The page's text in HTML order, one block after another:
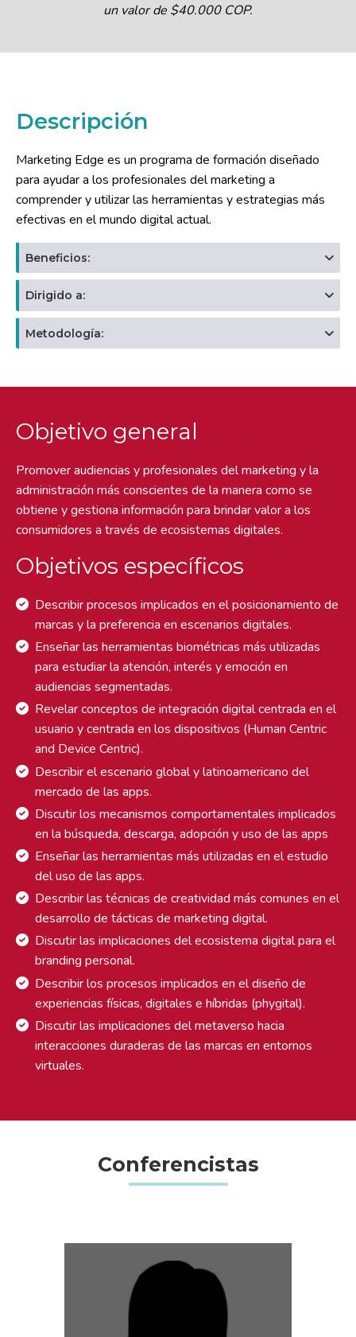
un valor de $40.000 COP.
Descripción
Marketing Edge es un programa de formación diseñado
para ayudar a los profesionales del marketing a
comprender y utilizar las herramientas y estrategias más
efectivas en el mundo digital actual.
Beneficios:
Dirigido a:
Metodología:
Objetivo general
Promover audiencias y profesionales del marketing y la
administración más conscientes de la manera como se
obtiene y gestiona información para brindar valor a los
consumidores a través de ecosistemas digitales.
Objetivos específicos
Describir procesos implicados en el posicionamiento de
marcas y la preferencia en escenarios digitales.
Enseñar las herramientas biométricas más utilizadas
para estudiar la atención, interés y emoción en
audiencias segmentadas.
Revelar conceptos de integración digital centrada en el
usuario y centrada en los dispositivos (Human Centric
and Device Centric).
Describir el escenario global y latinoamericano del
mercado de las apps.
Discutir los mecanismos comportamentales implicados
en la búsqueda, descarga, adopción y uso de las apps
Enseñar las herramientas más utilizadas en el estudio
del uso de las apps.
Describir las técnicas de creatividad más comunes en el
desarrollo de tácticas de marketing digital.
Discutir las implicaciones del ecosistema digital para el
branding personal.
Describir los procesos implicados en el diseño de
experiencias físicas, digitales e híbridas (phygital).
Discutir las implicaciones del metaverso hacia
interacciones duraderas de las marcas en entornos
virtuales.
Conferencistas